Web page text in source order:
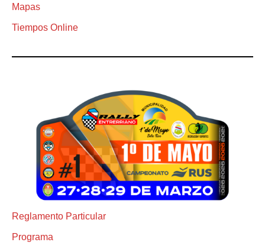
Mapas
Tiempos Online
Reglamento Particular
Programa